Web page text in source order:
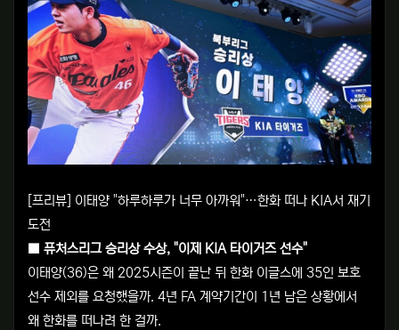
[프리뷰] 이태양 "하루하루가 너무 아까워"…한화 떠나 KIA서 재기
도전
■ 퓨처스리그 승리상 수상, "이제 KIA 타이거즈 선수"
이태양(36)은 왜 2025시즌이 끝난 뒤 한화 이글스에 35인 보호
선수 제외를 요청했을까. 4년 FA 계약기간이 1년 남은 상황에서
왜 한화를 떠나려 한 걸까.